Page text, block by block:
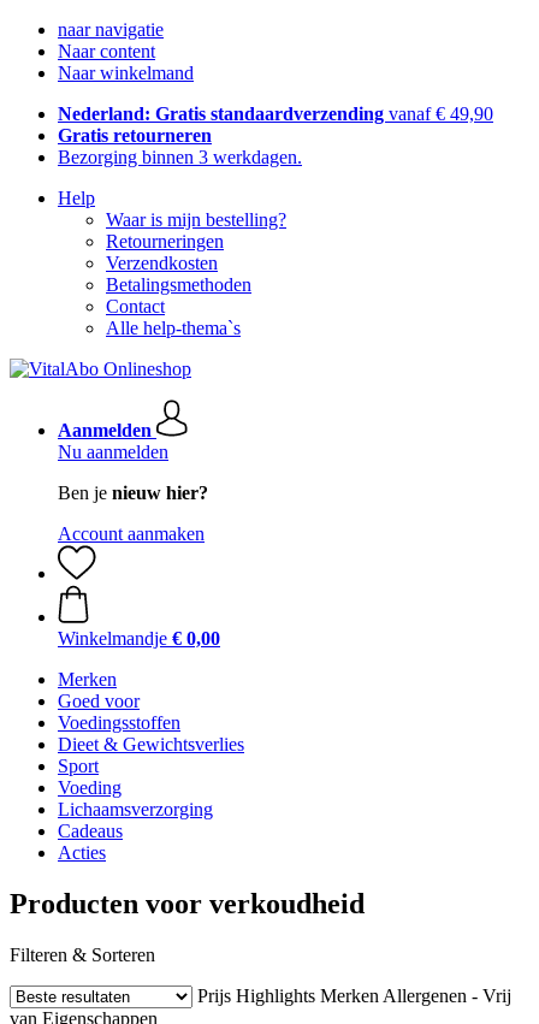
naar navigatie
Naar content
Naar winkelmand
Nederland: Gratis standaardverzending vanaf € 49,90
Gratis retourneren
Bezorging binnen 3 werkdagen.
Help
Waar is mijn bestelling?
Retourneringen
Verzendkosten
Betalingsmethoden
Contact
Alle help-thema`s
Aanmelden
Nu aanmelden
Ben je nieuw hier?
Account aanmaken
Winkelmandje € 0,00
Merken
Goed voor
Voedingsstoffen
Dieet & Gewichtsverlies
Sport
Voeding
Lichaamsverzorging
Cadeaus
Acties
Producten voor verkoudheid
Filteren & Sorteren
Prijs Highlights Merken Allergenen - Vrij
van Eigenschappen